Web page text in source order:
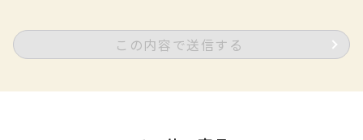
この内容で送信する